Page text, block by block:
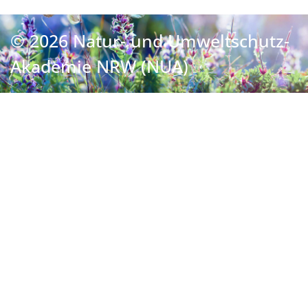
© 2026 Natur- und Umweltschutz-
Akademie NRW (NUA)